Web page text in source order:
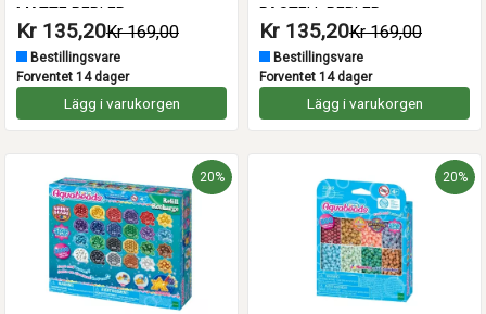
MATTE PERLER
Kr 135,20Kr 169,00
Bestillingsvare
Forventet 14 dager
Lägg i varukorgen
PASTELL PERLER
Kr 135,20Kr 169,00
Bestillingsvare
Forventet 14 dager
Lägg i varukorgen
20% 20%